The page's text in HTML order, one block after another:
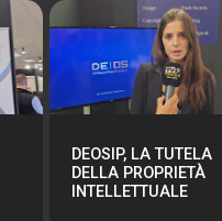
DEOSIP, LA TUTELA
DELLA PROPRIETÀ
INTELLETTUALE